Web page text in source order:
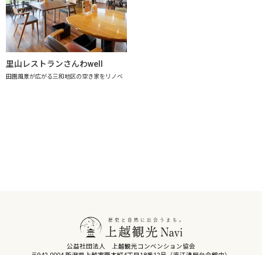
里山レストランさんわwell
田園風景が広がる三和地区の空き家をリノベ
公益社団法人 上越観光コンベンション協会